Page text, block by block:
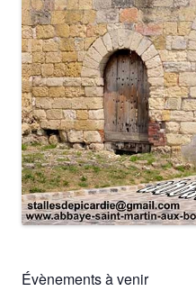
Évènements à venir